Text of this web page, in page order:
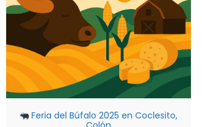
Feria del Búfalo 2025 en Coclesito,